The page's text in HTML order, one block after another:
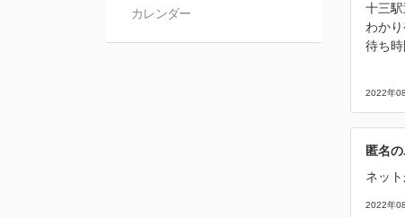
カレンダー
十三
わか
待ち
2022年
匿名
ネッ
2022年